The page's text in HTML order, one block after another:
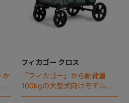
か
フィカゴー クロス
「フィカゴー」から耐荷重
100kgの大型犬向けモデルが
登場。